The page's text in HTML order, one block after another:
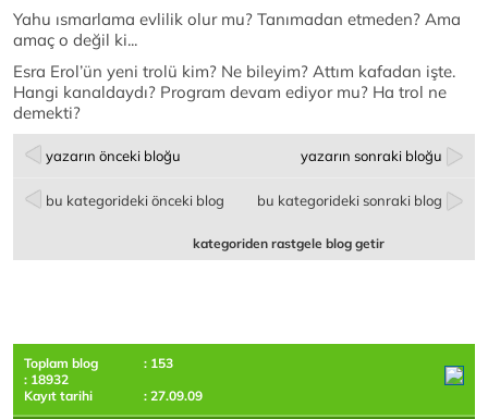
Yahu ısmarlama evlilik olur mu? Tanımadan etmeden? Ama
amaç o değil ki...
Esra Erol’ün yeni trolü kim? Ne bileyim? Attım kafadan işte.
Hangi kanaldaydı? Program devam ediyor mu? Ha trol ne
demekti?
yazarın önceki bloğu yazarın sonraki bloğu
bu kategorideki önceki blog bu kategorideki sonraki blog
kategoriden rastgele blog getir
Toplam blog
: 153
: 18932
Kayıt tarihi
: 27.09.09